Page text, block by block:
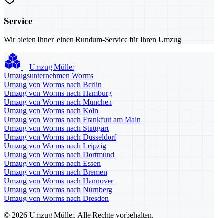
Service
Wir bieten Ihnen einen Rundum-Service für Ihren Umzug
Umzug Müller
Umzugsunternehmen Worms
Umzug von Worms nach Berlin
Umzug von Worms nach Hamburg
Umzug von Worms nach München
Umzug von Worms nach Köln
Umzug von Worms nach Frankfurt am Main
Umzug von Worms nach Stuttgart
Umzug von Worms nach Düsseldorf
Umzug von Worms nach Leipzig
Umzug von Worms nach Dortmund
Umzug von Worms nach Essen
Umzug von Worms nach Bremen
Umzug von Worms nach Hannover
Umzug von Worms nach Nürnberg
Umzug von Worms nach Dresden
© 2026 Umzug Müller. Alle Rechte vorbehalten.